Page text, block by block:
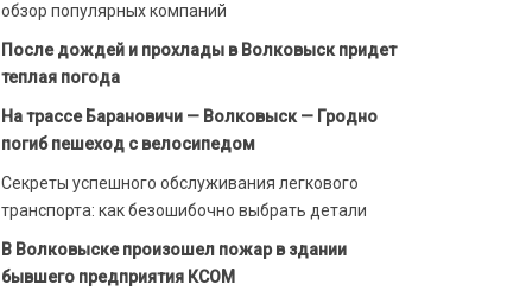
обзор популярных компаний
После дождей и прохлады в Волковыск придет
теплая погода
На трассе Барановичи — Волковыск — Гродно
погиб пешеход с велосипедом
Секреты успешного обслуживания легкового
транспорта: как безошибочно выбрать детали
В Волковыске произошел пожар в здании
бывшего предприятия КСОМ